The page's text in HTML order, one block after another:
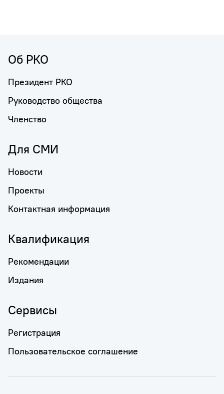
Об РКО
Президент РКО
Руководство общества
Членство
Для СМИ
Новости
Проекты
Контактная информация
Квалификация
Рекомендации
Издания
Сервисы
Регистрация
Пользовательское соглашение